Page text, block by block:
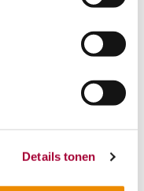
Details tonen